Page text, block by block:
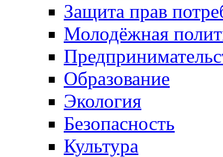
Защита прав
Молодёжная
Образование
Экология
Безопасность
Культура